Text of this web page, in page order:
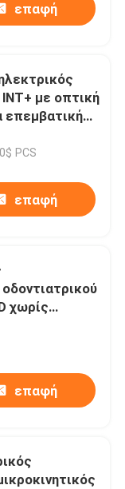
επαφή
lNT+ με οπτική
επεμβατική
χωρίς
PCS
επαφή
χωρίς
120w
επαφή